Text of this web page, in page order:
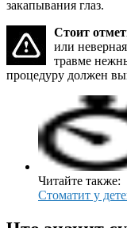
закапывания глаз.
Стоит
или
травме
процедуру должен
Читайте также:
Стоматит у